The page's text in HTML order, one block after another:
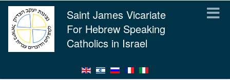
Saint James Vicariate
For Hebrew Speaking
Catholics in Israel